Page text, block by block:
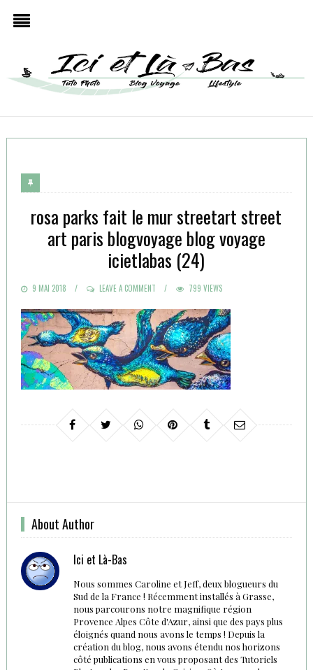
rosa parks fait le mur streetart street
art paris blogvoyage blog voyage
icietlabas (24)
POSTED
9 MAI 2018 LEAVE A COMMENT 799 VIEWS
About Author
Ici et Là-Bas
Nous sommes Caroline et Jeff, deux blogueurs du
Sud de la France ! Récemment installés à Grasse,
nous parcourons notre magnifique région
Provence Alpes Côte d'Azur, ainsi que des pays plus
éloignés quand nous avons le temps ! Depuis la
création du blog, nous avons étendu nos horizons
côté publications en vous proposant des Tutoriels